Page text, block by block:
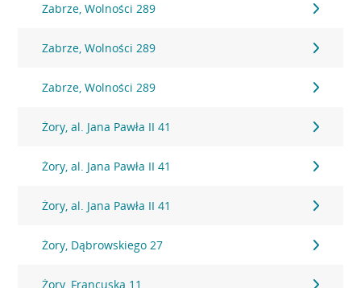
Zabrze, Wolności 289
Zabrze, Wolności 289
Zabrze, Wolności 289
Żory, al. Jana Pawła II 41
Żory, al. Jana Pawła II 41
Żory, al. Jana Pawła II 41
Żory, Dąbrowskiego 27
Żory, Francuska 11